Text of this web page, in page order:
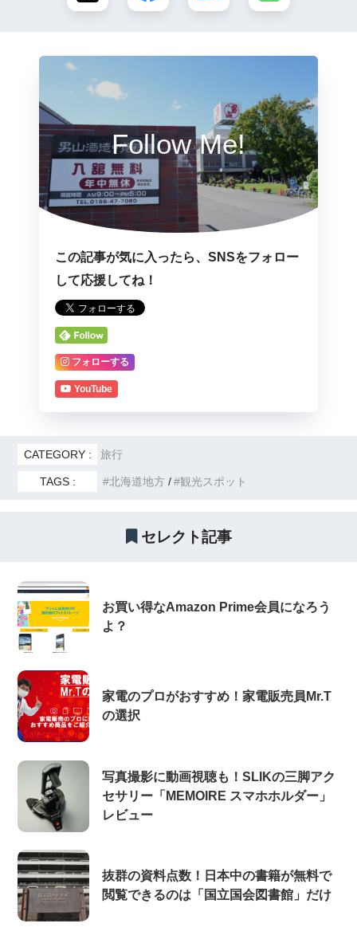
Follow Me!
この記事が気に入ったら、SNSをフォロー
して応援してね！
フォローする
YouTube
CATEGORY : 旅行
TAGS : 北海道地方 観光スポット
セレクト記事
お買い得なAmazon Prime会員になろう
よ？
家電のプロがおすすめ！家電販売員Mr.T
の選択
写真撮影に動画視聴も！SLIKの三脚アク
セサリー「MEMOIRE スマホホルダー」
レビュー
抜群の資料点数！日本中の書籍が無料で
閲覧できるのは「国立国会図書館」だけ